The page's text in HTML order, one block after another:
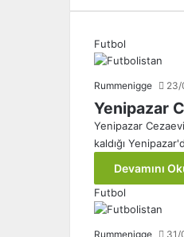
Futbol
Rummenigge 23/
Yenipazar
Yenipazar Cezaevi
kaldığı
Devamını
Futbol
Rummenigge 31/